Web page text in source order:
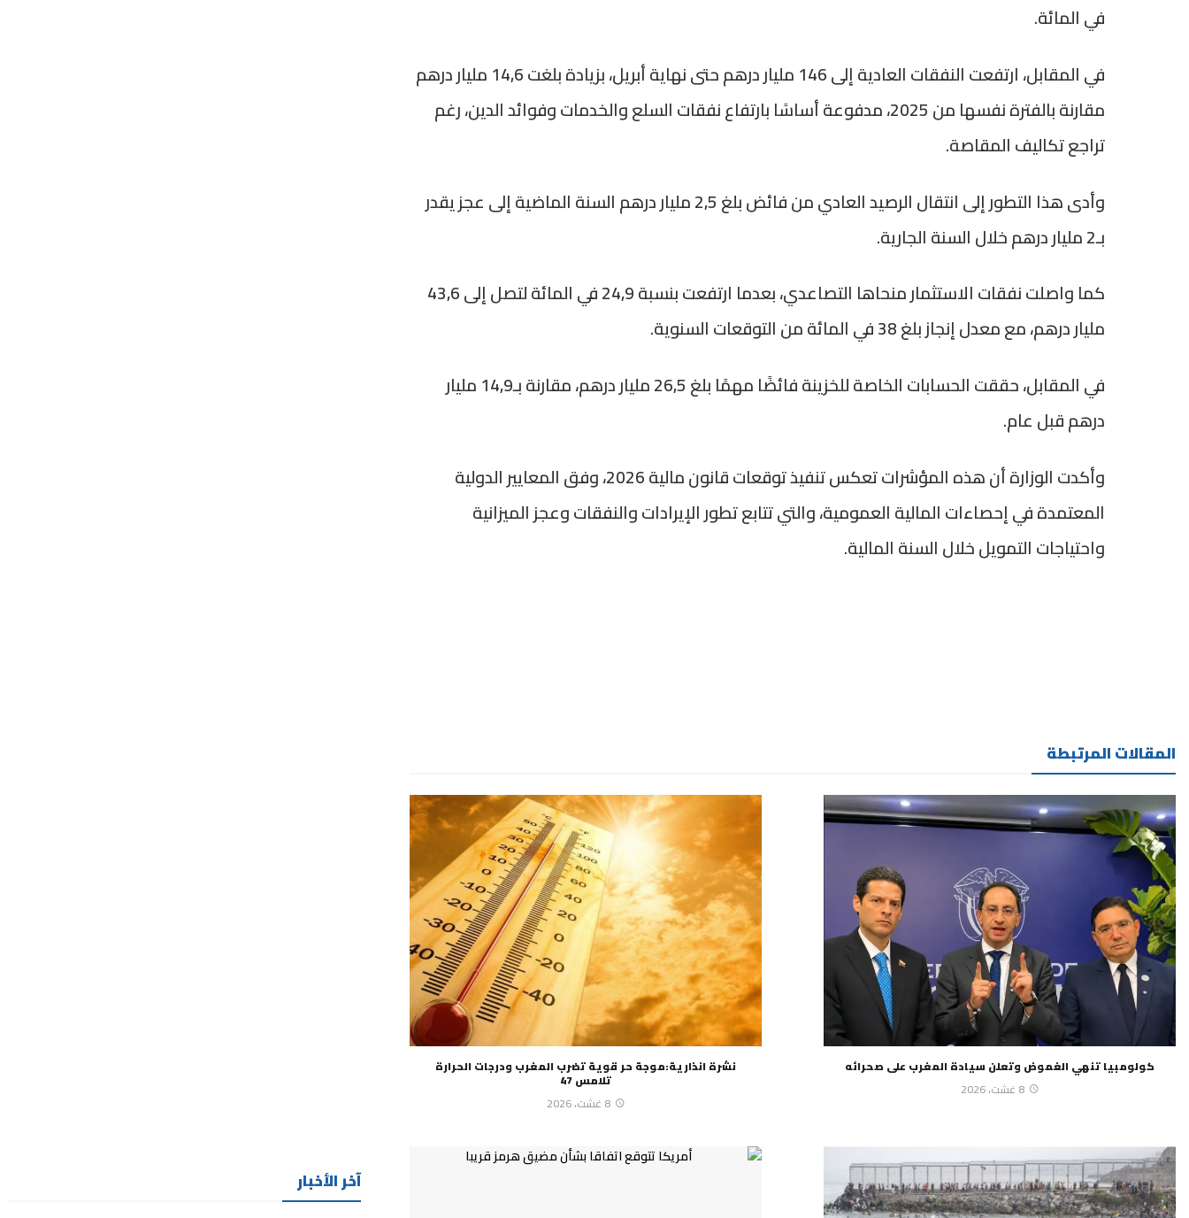
في المائة.
في المقابل، ارتفعت النفقات العادية إلى 146 مليار درهم حتى نهاية أبريل، بزيادة بلغت 14,6 مليار درهم
مقارنة بالفترة نفسها من 2025، مدفوعة أساسًا بارتفاع نفقات السلع والخدمات وفوائد الدين، رغم
تراجع تكاليف المقاصة.
وأدى هذا التطور إلى انتقال الرصيد العادي من فائض بلغ 2,5 مليار درهم السنة الماضية إلى عجز يقدر
بـ2 مليار درهم خلال السنة الجارية.
كما واصلت نفقات الاستثمار منحاها التصاعدي، بعدما ارتفعت بنسبة 24,9 في المائة لتصل إلى 43,6
مليار درهم، مع معدل إنجاز بلغ 38 في المائة من التوقعات السنوية.
في المقابل، حققت الحسابات الخاصة للخزينة فائضًا مهمًا بلغ 26,5 مليار درهم، مقارنة بـ14,9 مليار
درهم قبل عام.
وأكدت الوزارة أن هذه المؤشرات تعكس تنفيذ توقعات قانون مالية 2026، وفق المعايير الدولية
المعتمدة في إحصاءات المالية العمومية، والتي تتابع تطور الإيرادات والنفقات وعجز الميزانية
واحتياجات التمويل خلال السنة المالية.
المقالات المرتبطة
كولومبيا تنهي الغموض وتعلن سيادة المغرب على صحرائه
8 غشت، 2026
نشرة انذارية:موجة حر قوية تضرب المغرب ودرجات الحرارة
تلامس 47
8 غشت، 2026
آخر الأخبار